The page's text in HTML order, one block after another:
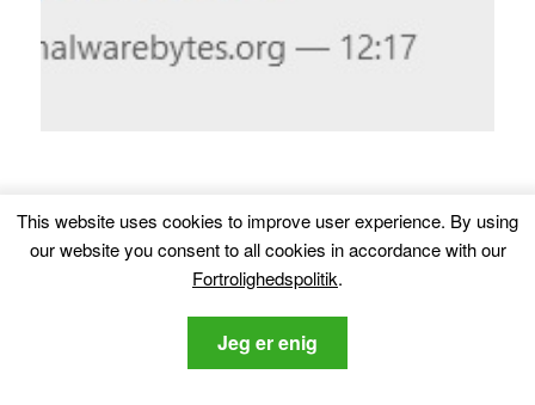
simpelthenåbne den
Trin 4:Installatøren skal vises. Klik på'Næste’knap.
This website uses cookies to improve user experience. By using
our website you consent to all cookies in accordance with our
Fortrolighedspolitik.
Jeg er enig